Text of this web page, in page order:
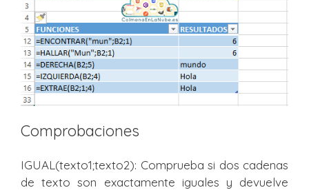
Comprobaciones
IGUAL(texto1;texto2): Comprueba si dos cadenas
de texto son exactamente iguales y devuelve